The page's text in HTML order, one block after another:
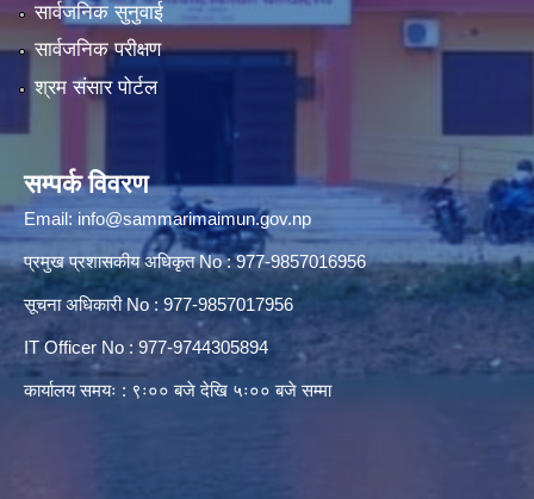
सार्वजनिक सुनुवाई
सार्वजनिक परीक्षण
श्रम संसार पोर्टल
सम्पर्क विवरण
Email: info@sammarimaimun.gov.np
प्रमुख प्रशासकीय अधिकृत No : 977-9857016956
सूचना अधिकारी No : 977-9857017956
IT Officer No : 977-9744305894
कार्यालय समयः : ९ः०० बजे देखि ५ः०० बजे सम्मा